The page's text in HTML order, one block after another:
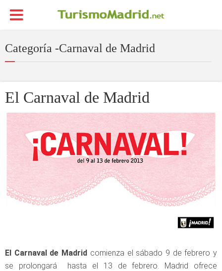
Categoría -Carnaval de Madrid
El Carnaval de Madrid
El Carnaval de Madrid comienza el sábado 9 de febrero y
se prolongará hasta el 13 de febrero. Madrid ofrece